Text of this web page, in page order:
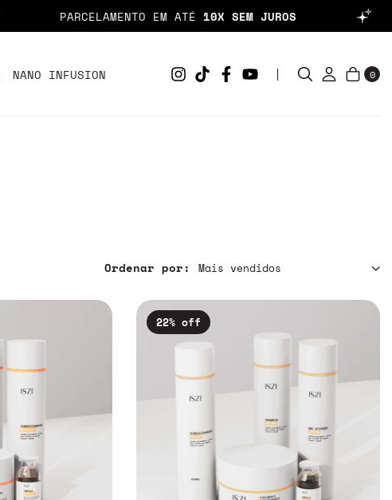
PARCELAMENTO EM ATÉ10X SEM JUROS
NANO INFUSION 0
Ordenar por:
22% off